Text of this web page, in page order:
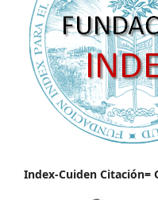
Index-Cuiden Citación=